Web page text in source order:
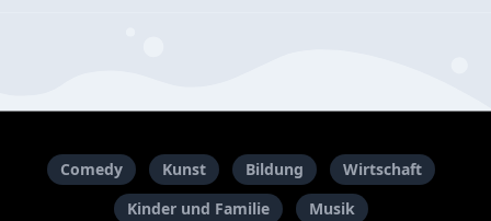
Comedy Kunst Bildung
Wirtschaft
Kinder und Familie
Musik